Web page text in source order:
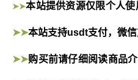
➤➤本站提供资源仅限个人
➤➤本站支持usdt支付，微
➤➤购买前请仔细阅读商品